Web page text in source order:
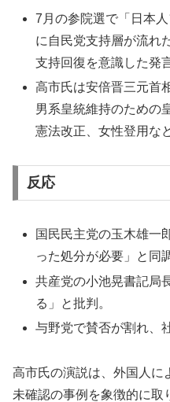
7月の参院選で「日本
に自民党支持層が流れ
支持回復を意識した発
高市氏は安倍晋三元首
男系皇統維持のための
憲法改正、女性登用な
反応
国民民主党の玉木雄一
った処分が必要」と同
共産党の小池晃書記局
る」と批判。
与野党で賛否が割れ、
高市氏の演説は、外国人に
未確認の事例を象徴的に取